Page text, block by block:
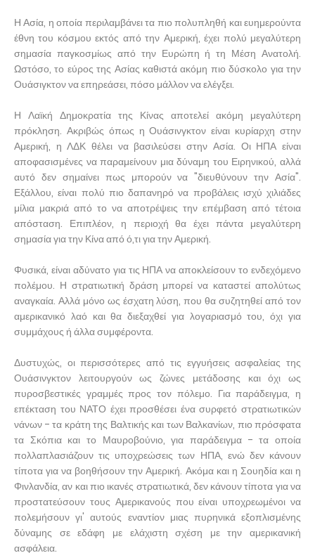
Η Ασία, η οποία περιλαμβάνει τα πιο πολυπληθή και ευημερούντα
έθνη του κόσμου εκτός από την Αμερική, έχει πολύ μεγαλύτερη
σημασία παγκοσμίως από την Ευρώπη ή τη Μέση Ανατολή.
Ωστόσο, το εύρος της Ασίας καθιστά ακόμη πιο δύσκολο για την
Ουάσιγκτον να επηρεάσει, πόσο μάλλον να ελέγξει.
Η Λαϊκή Δημοκρατία της Κίνας αποτελεί ακόμη μεγαλύτερη
πρόκληση. Ακριβώς όπως η Ουάσινγκτον είναι κυρίαρχη στην
Αμερική, η ΛΔΚ θέλει να βασιλεύσει στην Ασία. Οι ΗΠΑ είναι
αποφασισμένες να παραμείνουν μια δύναμη του Ειρηνικού, αλλά
αυτό δεν σημαίνει πως μπορούν να "διευθύνουν την Ασία".
Εξάλλου, είναι πολύ πιο δαπανηρό να προβάλεις ισχύ χιλιάδες
μίλια μακριά από το να αποτρέψεις την επέμβαση από τέτοια
απόσταση. Επιπλέον, η περιοχή θα έχει πάντα μεγαλύτερη
σημασία για την Κίνα από ό,τι για την Αμερική.
Φυσικά, είναι αδύνατο για τις ΗΠΑ να αποκλείσουν το ενδεχόμενο
πολέμου. Η στρατιωτική δράση μπορεί να καταστεί απολύτως
αναγκαία. Αλλά μόνο ως έσχατη λύση, που θα συζητηθεί από τον
αμερικανικό λαό και θα διεξαχθεί για λογαριασμό του, όχι για
συμμάχους ή άλλα συμφέροντα.
Δυστυχώς, οι περισσότερες από τις εγγυήσεις ασφαλείας της
Ουάσινγκτον λειτουργούν ως ζώνες μετάδοσης και όχι ως
πυροσβεστικές γραμμές προς τον πόλεμο. Για παράδειγμα, η
επέκταση του ΝΑΤΟ έχει προσθέσει ένα συρφετό στρατιωτικών
νάνων - τα κράτη της Βαλτικής και των Βαλκανίων, πιο πρόσφατα
τα Σκόπια και το Μαυροβούνιο, για παράδειγμα - τα οποία
πολλαπλασιάζουν τις υποχρεώσεις των ΗΠΑ, ενώ δεν κάνουν
τίποτα για να βοηθήσουν την Αμερική. Ακόμα και η Σουηδία και η
Φινλανδία, αν και πιο ικανές στρατιωτικά, δεν κάνουν τίποτα για να
προστατεύσουν τους Αμερικανούς που είναι υποχρεωμένοι να
πολεμήσουν γι' αυτούς εναντίον μιας πυρηνικά εξοπλισμένης
δύναμης σε εδάφη με ελάχιστη σχέση με την αμερικανική
ασφάλεια.